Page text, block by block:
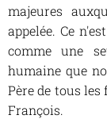
majeures
appelée. Ce
comme une
humaine que
Père de tous
François.